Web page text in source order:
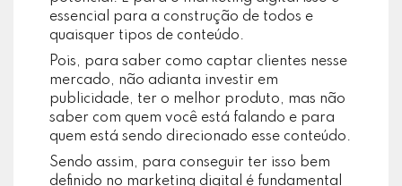
essencial para a construção de todos e
quaisquer tipos de conteúdo.
Pois, para saber como captar clientes nesse
mercado, não adianta investir em
publicidade, ter o melhor produto, mas não
saber com quem você está falando e para
quem está sendo direcionado esse conteúdo.
Sendo assim, para conseguir ter isso bem
definido no marketing digital é fundamental